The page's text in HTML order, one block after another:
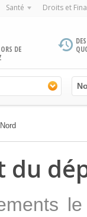
Santé Droits et
DE
Nord
du